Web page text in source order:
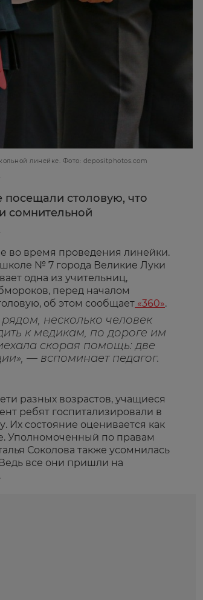
линейке. Фото: depositphotos.com
столовую, что
сомнительной
во время проведения линейки.
№ 7 города Великие Луки
одна из учительниц,
перед началом
об этом сообщает «360».
несколько человек
к медикам, по дороге им
скорая помощь: две
— вспоминает педагог.
разных возрастов, учащиеся
ребят госпитализировали в
Их состояние оценивается как
Уполномоченный по правам
Соколова также усомнилась
все они пришли на